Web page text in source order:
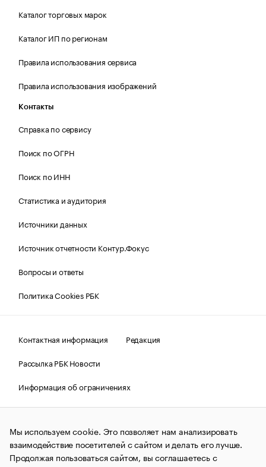
Каталог торговых марок
Каталог ИП по регионам
Правила использования сервиса
Правила использования изображений
Контакты
Справка по сервису
Поиск по ОГРН
Поиск по ИНН
Статистика и аудитория
Источники данных
Источник отчетности Контур.Фокус
Вопросы и ответы
Политика Cookies РБК
Контактная информация
Редакция
Рассылка РБК Новости
Информация об ограничениях
Правовая информация
О соблюдении авторских прав
© АО «РОСБИЗНЕСКОНСАЛТИНГ»,1995–2026.Сообщения
и материалы информационного агентства «РБК»
(зарегистрировано Федеральной службой по надзору в сфере
связи, информационных технологий и массовых
Мы используем cookie. Это позволяет нам анализировать
взаимодействие посетителей с сайтом и делать его лучше.
Продолжая пользоваться сайтом, вы соглашаетесь с